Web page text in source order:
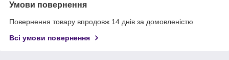
Умови повернення
Повернення товару впродовж 14 днів за домовленістю
Всі умови повернення